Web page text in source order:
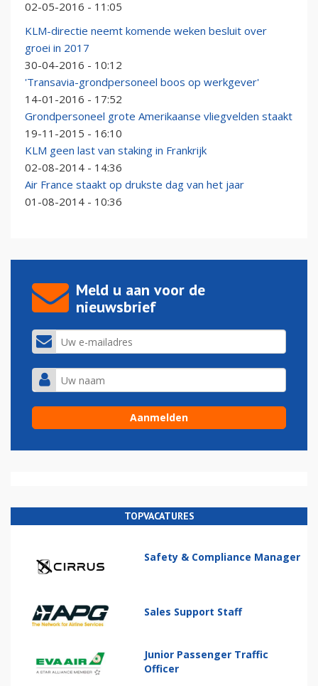
02-05-2016 - 11:05
KLM-directie neemt komende weken besluit over
groei in 2017
30-04-2016 - 10:12
'Transavia-grondpersoneel boos op werkgever'
14-01-2016 - 17:52
Grondpersoneel grote Amerikaanse vliegvelden staakt
19-11-2015 - 16:10
KLM geen last van staking in Frankrijk
02-08-2014 - 14:36
Air France staakt op drukste dag van het jaar
01-08-2014 - 10:36
Meld u aan voor de
nieuwsbrief
TOPVACATURES
Safety & Compliance Manager
Sales Support Staff
Junior Passenger Traffic
Officer